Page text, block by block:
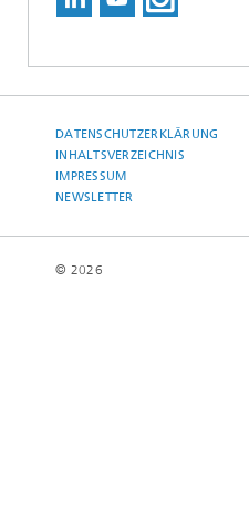
DATENSCHUTZERKLÄRUNG
INHALTSVERZEICHNIS
IMPRESSUM
NEWSLETTER
© 2026